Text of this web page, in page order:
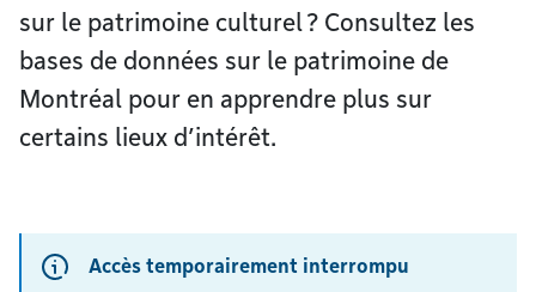
sur le patrimoine culturel ? Consultez les
bases de données sur le patrimoine de
Montréal pour en apprendre plus sur
certains lieux d’intérêt.
Accès temporairement interrompu